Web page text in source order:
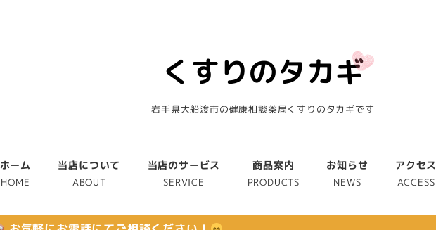
岩手県大船渡市の健康相談薬局くすりのタカギです
ホーム
HOME
当店について
ABOUT
当店のサービス
SERVICE
商品案内
PRODUCTS
お知らせ
NEWS
アクセス
ACCESS